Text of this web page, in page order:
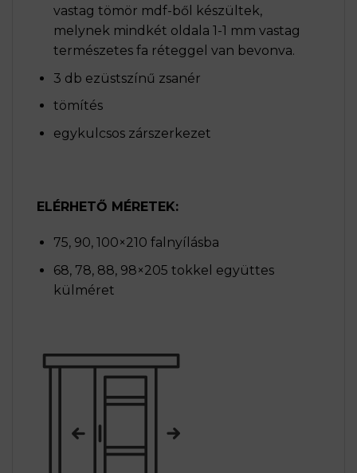
vastag tömör mdf-ből készültek,
melynek mindkét oldala 1-1 mm vastag
természetes fa réteggel van bevonva.
3 db ezüstszínű zsanér
tömítés
egykulcsos zárszerkezet
ELÉRHETŐ MÉRETEK:
75, 90, 100×210 falnyílásba
68, 78, 88, 98×205 tokkel együttes
külméret